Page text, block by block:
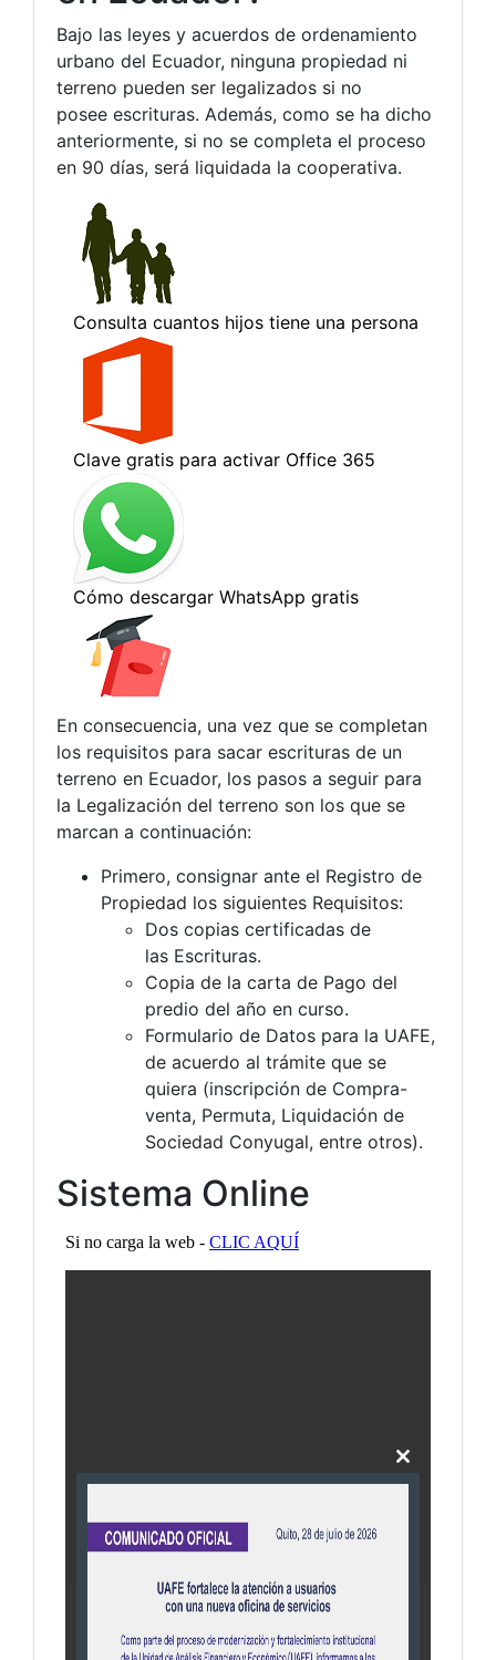
Bajo las leyes y acuerdos de ordenamiento
urbano del Ecuador, ninguna propiedad ni
terreno pueden ser legalizados si no
posee escrituras. Además, como se ha dicho
anteriormente, si no se completa el proceso
en 90 días, será liquidada la cooperativa.
En consecuencia, una vez que se completan
los requisitos para sacar escrituras de un
terreno en Ecuador, los pasos a seguir para
la Legalización del terreno son los que se
marcan a continuación:
Primero, consignar ante el Registro de
Propiedad los siguientes Requisitos:
Dos copias certificadas de
las Escrituras.
Copia de la carta de Pago del
predio del año en curso.
Formulario de Datos para la UAFE,
de acuerdo al trámite que se
quiera (inscripción de Compra-
venta, Permuta, Liquidación de
Sociedad Conyugal, entre otros).
Sistema Online